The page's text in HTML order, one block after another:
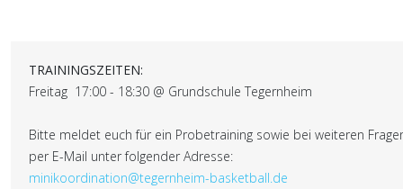
TRAININGSZEITEN:
Freitag 17:00 - 18:30 @ Grundschule Tegernheim
Bitte meldet euch für ein Probetraining sowie bei weiteren
per E-Mail unter folgender Adresse:
minikoordination@tegernheim-basketball.de